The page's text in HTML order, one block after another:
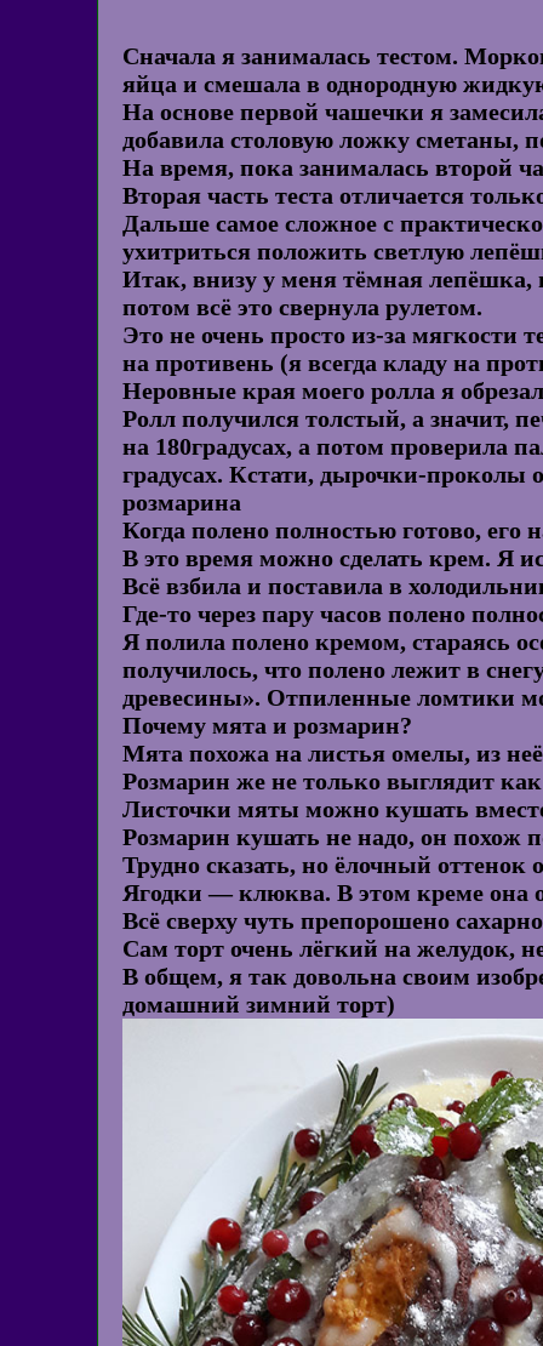
Сначала я занималась тестом.
яйца и смешала в однородную
На основе первой чашечки я
добавила столовую ложку сметаны,
На время, пока занималась второй
Вторая часть теста отличается
Дальше самое сложное с
ухитриться положить светлую
Итак, внизу у меня тёмная
потом всё это свернула рулетом.
Это не очень просто из-за
на противень (я всегда кладу на
Неровные края моего ролла я
Ролл получился толстый, а значит,
на 180градусах, а потом проверила
градусах. Кстати, дырочки-проколы
розмарина
Когда полено полностью готово, его
В это время можно сделать крем. Я
Всё взбила и поставила в
Где-то через пару часов полено
Я полила полено кремом, стараясь
получилось, что полено лежит в
древесины». Отпиленные ломтики
Почему мята и розмарин?
Мята похожа на листья омелы, из
Розмарин же не только выглядит
Листочки мяты можно кушать
Розмарин кушать не надо, он похож
Трудно сказать, но ёлочный
Ягодки — клюква. В этом креме она
Всё сверху чуть препорошено
Сам торт очень лёгкий на желудок,
В общем, я так довольна своим
домашний зимний торт)